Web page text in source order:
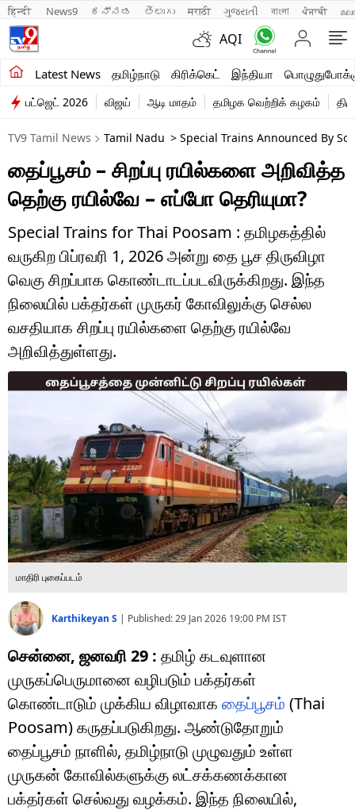
हिन्दी News9 ಕನ್ನಡ తెలుగు मराठी ગુજરાતી বাংলা ਪੰਜਾਬੀ
AQI
Latest News தமிழ்நாடு கிரிக்கெட் இந்தியா
சமீபத்திய செய்திகள்
தமிழ்நாடு
இந்தியா
உலகம்
விளையாட்டு
பொழுதுபோக்கு
லைஃப்ஸ்டைல்
வணிகம்
டெக்னாலஜி
ஆன்மீகம்
ஹெஃல்த்
ஷார்ட் வீடியோஸ்
வலை கதைகள்
போட்டோ கேலரி
பட்ஜெட் 2026 விஜய் ஆடி மாதம் தமிழக வெற்றிக் கழகம்
TV9 Tamil News Tamil Nadu > Special Trains Announced By
தைப்பூசம் – சிறப்பு ரயில்களை அறிவித்த
தெற்கு ரயில்வே – எப்போ தெரியுமா?
Special Trains for Thai Poosam : தமிழகத்தில்
வருகிற பிப்ரவரி 1, 2026 அன்று தை பூச திருவிழா
வெகு சிறப்பாக கொண்டாடப்படவிருக்கிறது. இந்த
நிலையில் பக்தர்கள் முருகர் கோவிலுக்கு செல்ல
வசதியாக சிறப்பு ரயில்களை தெற்கு ரயில்வே
அறிவித்துள்ளது.
மாதிரி புகைப்படம்
Karthikeyan S | Published:29 Jan 2026 19:00 PM IST
சென்னை, ஜனவரி 29 : தமிழ் கடவுளான
முருகப்பெருமானை வழிபடும் பக்தர்கள்
கொண்டாடும் முக்கிய விழாவாக தைப்பூசம் (Thai
Poosam) கருதப்படுகிறது. ஆண்டுதோறும்
தைப்பூசம் நாளில், தமிழ்நாடு முழுவதும் உள்ள
முருகன் கோவில்களுக்கு லட்சக்கணக்கான
பக்தர்கள் செல்வது வழக்கம். இந்த நிலையில்,